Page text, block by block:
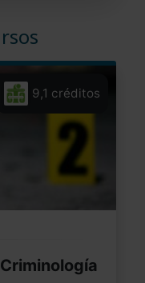
9,1 créditos